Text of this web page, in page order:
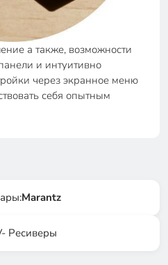
а также, возможности
и интуитивно
через экранное меню
себя опытным
Marantz
Ресиверы